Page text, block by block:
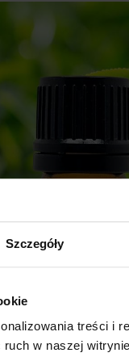
Szczegóły
treści i
w naszej